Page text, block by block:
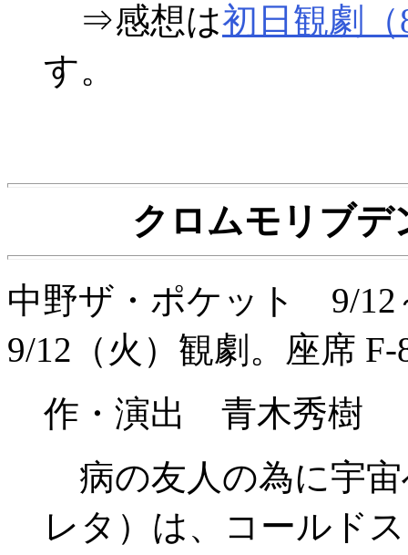
⇒感想は初日観劇（
す。
クロムモリブデ
中野ザ・ポケット 9/12
9/12（火）観劇。座席
作・演出 青木秀樹
病の友人の為に宇
レタ）は、コールド